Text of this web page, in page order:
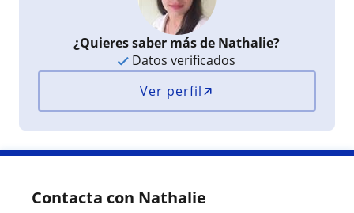
¿Quieres saber más de Nathalie?
Datos verificados
Ver perfil
Contacta con Nathalie